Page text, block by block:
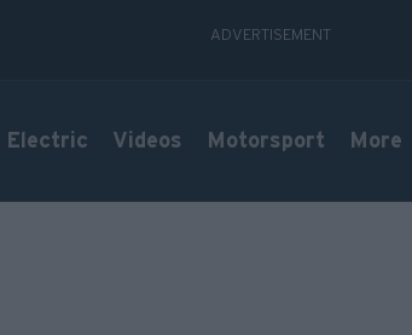
Electric Videos Motorsport More